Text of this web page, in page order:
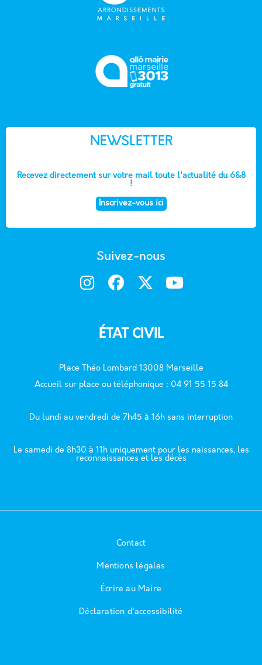
NEWSLETTER
Recevez directement sur votre mail toute l'actualité du 6&8
!
Inscrivez-vous ici
Suivez-nous
ÉTAT CIVIL
Place Théo Lombard 13008 Marseille
Accueil sur place ou téléphonique : 04 91 55 15 84
Du lundi au vendredi de 7h45 à 16h sans interruption
Le samedi de 8h30 à 11h uniquement pour les naissances, les
reconnaissances et les décès
Contact
Mentions légales
Écrire au Maire
Déclaration d'accessibilité